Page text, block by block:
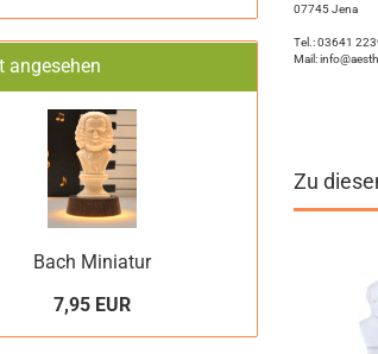
07745 Jena
Tel.: 03641
Mail:
Zu
angesehen
Bach Miniatur
7,95 EUR